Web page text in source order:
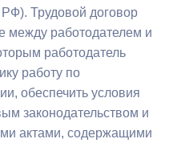
Трудовой договор
между работодателем и
работодатель
работу по
обеспечить условия
законодательством и
актами, содержащими